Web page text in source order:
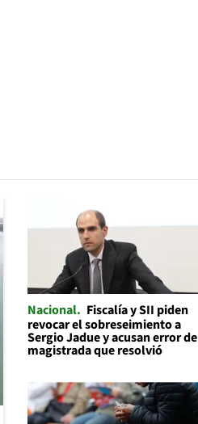
Nacional
Fiscalía y SII piden
revocar el sobreseimiento a
Sergio Jadue y acusan error de
magistrada que resolvió